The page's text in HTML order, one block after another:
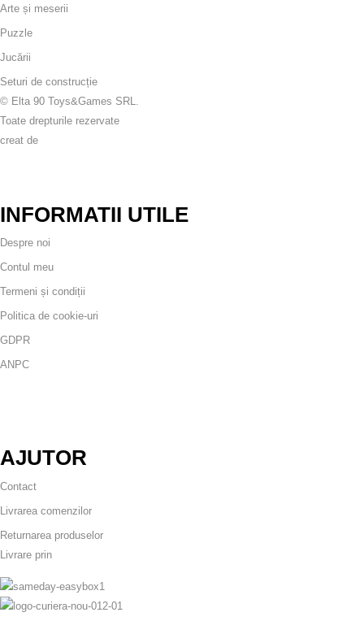
Arte și meserii
Puzzle
Jucării
Seturi de construcție
© Elta 90 Toys&Games SRL.
Toate drepturile rezervate
creat de
INFORMATII UTILE
Despre noi
Contul meu
Termeni și condiții
Politica de cookie-uri
GDPR
ANPC
AJUTOR
Contact
Livrarea comenzilor
Returnarea produselor
Livrare prin